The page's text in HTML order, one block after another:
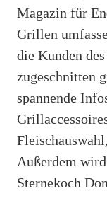
Magazin für
Grillen
die Kunden
zugeschnitten
spannende
Außerdem
Sternekoch